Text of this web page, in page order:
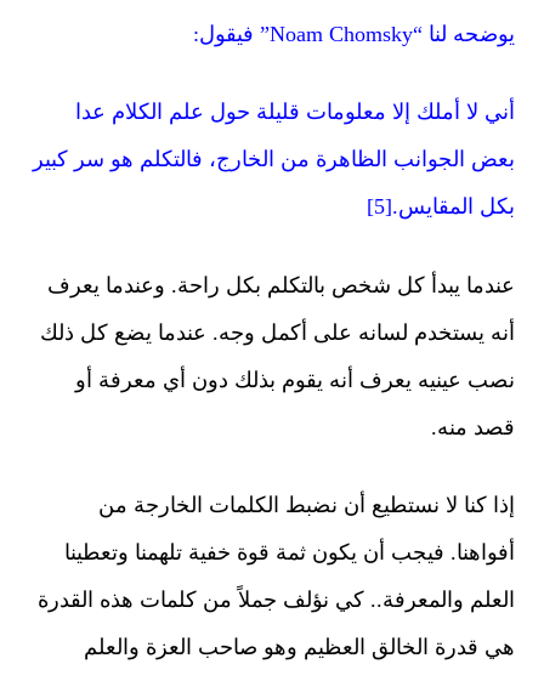
يوضحه لنا “Noam Chomsky” فيقول:
أني لا أملك إلا معلومات قليلة حول علم الكلام عدا
بعض الجوانب الظاهرة من الخارج، فالتكلم هو سر كبير
بكل المقايس.[5]
عندما يبدأ كل شخص بالتكلم بكل راحة. وعندما يعرف
أنه يستخدم لسانه على أكمل وجه. عندما يضع كل ذلك
نصب عينيه يعرف أنه يقوم بذلك دون أي معرفة أو
قصد منه.
إذا كنا لا نستطيع أن نضبط الكلمات الخارجة من
أفواهنا. فيجب أن يكون ثمة قوة خفية تلهمنا وتعطينا
العلم والمعرفة.. كي نؤلف جملاً من كلمات هذه القدرة
هي قدرة الخالق العظيم وهو صاحب العزة والعلم